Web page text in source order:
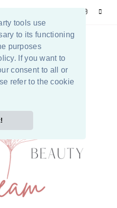
tools use
to its functioning
purposes
If you want to
consent to all or
refer to the cookie